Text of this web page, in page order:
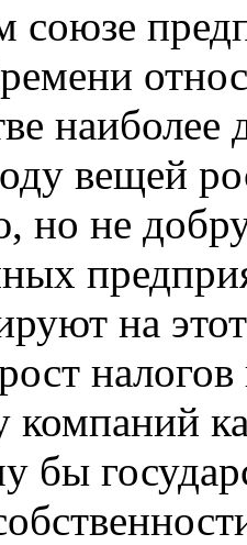
союзе
вещей
но не
на
налогов
компаний
бы